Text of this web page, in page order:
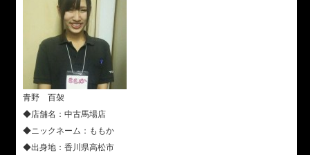
青野 百袈
◆店舗名：中古馬場店
◆ニックネーム：ももか
◆出身地：香川県高松市